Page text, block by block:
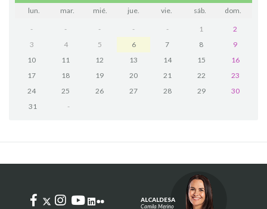
lun. mar. mié. jue. vie. sáb. dom.
- - - - - 1
2
3
4 5 6 7 8
9
10
11 12 13 14 15
16
17
18 19 20 21 22
23
24
25 26 27 28 29
30
31
-
ALCALDESA
Camila Merino